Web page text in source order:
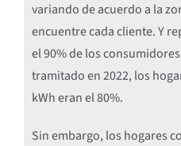
variando de acuerdo a la
encuentre cada cliente. Y
el 90% de los
tramitado en 2022, los
kWh eran el 80%.
Sin embargo, los hogares